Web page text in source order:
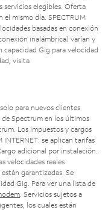
servicios elegibles. Oferta
el mismo día. SPECTRUM
basadas en conexión
inalámbrica) varían y
capacidad Gig para velocidad
visita
para nuevos clientes
Spectrum en los últimos
Los impuestos y cargos
INTERNET: se aplican tarifas
adicional por instalación.
velocidades reales
garantizadas. Se
Gig. Para ver una lista de
. Servicios sujetos a
los cuales están